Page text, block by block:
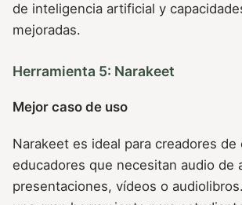
de inteligencia artificial y
mejoradas.
Herramienta 5: Narakeet
Mejor caso de uso
Narakeet es ideal para creadores
educadores que necesitan audio de
presentaciones, vídeos o